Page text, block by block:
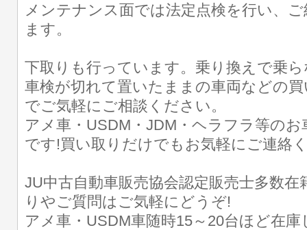
メンテナンス面では法定点検を行い、
ます。
下取りも行っています。乗り換えで乗
車検が切れて置いたままの車両などの
でご気軽にご相談ください。
アメ車・USDM・JDM・ヘラフラ等の
です!買い取りだけでもお気軽にご連絡
JU中古自動車販売協会認定販売士多数
りやご質問はご気軽にどうぞ!
アメ車・USDM車随時15～20台ほど在